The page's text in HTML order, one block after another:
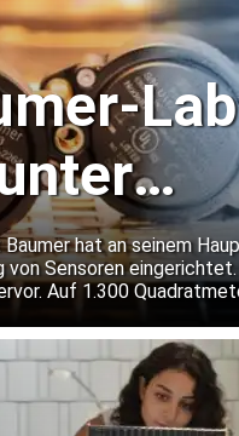
hat an seinem
Sensoren
Auf 1.300